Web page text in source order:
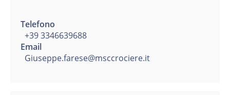
Telefono
+39 3346639688
Email
Giuseppe.farese@msccrociere.it